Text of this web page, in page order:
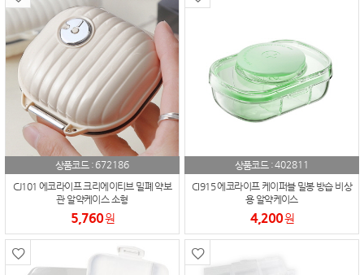
상품코드 : 672186
CJ101 에코라이프 크리에이티브 밀폐 약보
관 알약케이스 소형
5,760원
상품코드 :402811
CI915 에코라이프 케이퍼블 밀봉 방습 비상
용 알약케이스
4,200원